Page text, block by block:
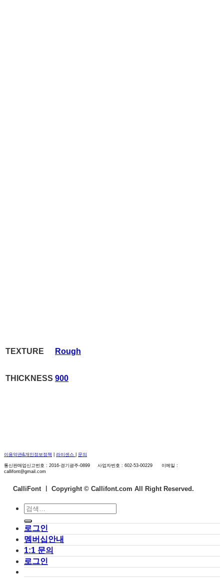
TEXTURE Rough
THICKNESS 900
이용약관&개인정보정책 라이센스 문의
통신판매업신고번호 : 2016-경기광주-0899 사업자번호 : 602-53-00229 이메일 :
callifont@gmail.com
CalliFont ㅣ Copyright © Callifont.com All Right Reserved.
검
색:
로그인
멤버십안내
1:1 문의
로그인